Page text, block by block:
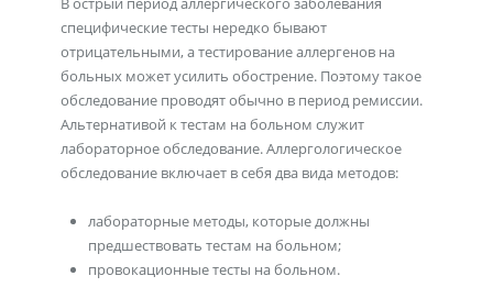
специфические тесты нередко бывают
отрицательными, а тестирование аллергенов на
больных может усилить обострение. Поэтому такое
обследование проводят обычно в период ремиссии.
Альтернативой к тестам на больном служит
лабораторное обследование. Аллергологическое
обследование включает в себя два вида методов:
лабораторные методы, которые должны
предшествовать тестам на больном;
провокационные тесты на больном.